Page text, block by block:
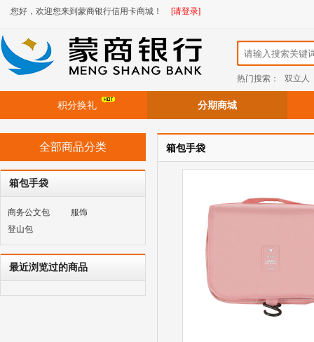
您好，欢迎您来到蒙商银行信用卡商城！ [请登录]
热门搜索： 双立人
积分换礼 分期商城
全部商品分类
箱包手袋
商务公文包
服饰
登山包
最近浏览过的商品
箱包手袋